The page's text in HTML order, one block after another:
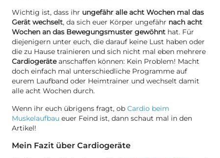
Wichtig ist, dass ihr ungefähr alle acht Wochen mal das
Gerät wechselt, da sich euer Körper ungefähr nach acht
Wochen an das Bewegungsmuster gewöhnt hat. Für
diejenigern unter euch, die darauf keine Lust haben oder
die zu Hause trainieren und sich nicht mal eben mehrere
Cardiogeräteanschaffen können: Kein Problem! Macht
doch einfach mal unterschiedliche Programme auf
eurem Laufband oder Heimtrainer und wechselt damit
alle acht Wochen durch.
Wenn ihr euch übrigens fragt, ob Cardio beim
Muskelaufbau euer Feind ist, dann schaut mal in den
Artikel!
Mein Fazit über Cardiogeräte